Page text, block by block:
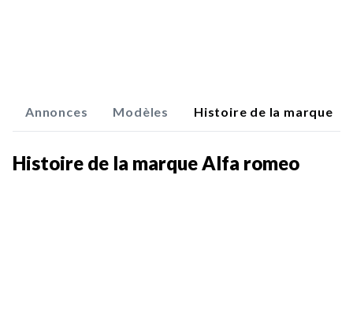
Annonces Modèles Histoire de la marque
Histoire de la marque Alfa romeo